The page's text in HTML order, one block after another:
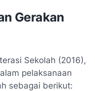
Gerakan
Sekolah (2016),
pelaksanaan
sebagai berikut: